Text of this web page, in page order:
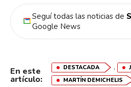
Seguí todas las noticias de
Google News
En este
artículo:
DESTACADA ,
MARTÍN DEMICHELIS